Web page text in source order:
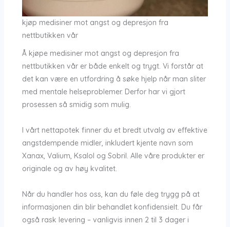
kjøp medisiner mot angst og depresjon fra
nettbutikken vår
Å kjøpe medisiner mot angst og depresjon fra
nettbutikken vår er både enkelt og trygt. Vi forstår at
det kan være en utfordring å søke hjelp når man sliter
med mentale helseproblemer. Derfor har vi gjort
prosessen så smidig som mulig.
I vårt nettapotek finner du et bredt utvalg av effektive
angstdempende midler, inkludert kjente navn som
Xanax, Valium, Ksalol og Sobril. Alle våre produkter er
originale og av høy kvalitet.
Når du handler hos oss, kan du føle deg trygg på at
informasjonen din blir behandlet konfidensielt. Du får
også rask levering – vanligvis innen 2 til 3 dager i